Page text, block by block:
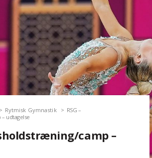
Rytmisk Gymnastik
RSG –
udtagelse
camp –